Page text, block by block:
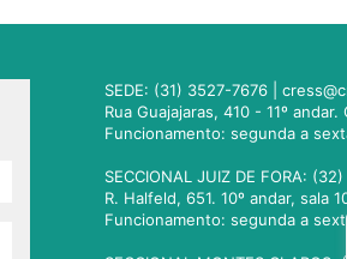
SEDE: (31) 3527-7676 |
Rua Guajajaras, 410 - 11º
Funcionamento: segunda a
SECCIONAL JUIZ DE FORA:
R. Halfeld, 651. 10º andar, sala
Funcionamento: segunda a